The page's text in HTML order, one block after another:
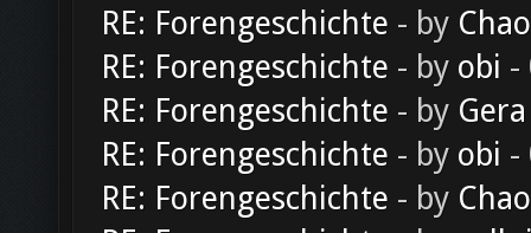
RE: Forengeschichte - by
RE: Forengeschichte - by obi -
RE: Forengeschichte - by Gera
RE: Forengeschichte - by obi -
RE: Forengeschichte - by